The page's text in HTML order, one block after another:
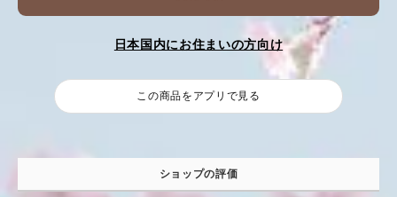
日本国内にお住まいの方向け
この商品をアプリで見る
ショップの評価